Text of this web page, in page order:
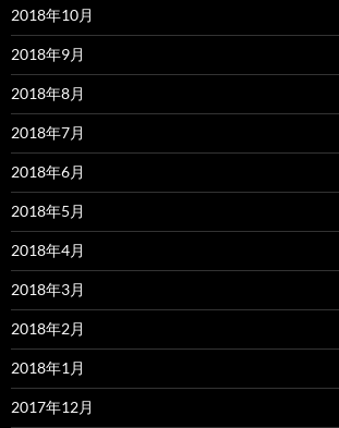
2018年10月
2018年9月
2018年8月
2018年7月
2018年6月
2018年5月
2018年4月
2018年3月
2018年2月
2018年1月
2017年12月